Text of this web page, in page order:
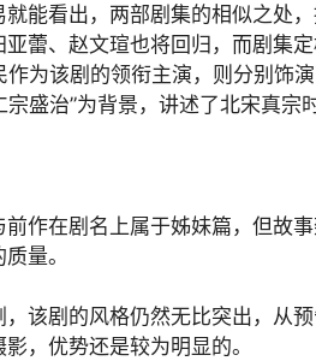
能看出，两部剧集的相似之处
蕾、赵文瑄也将回归，而剧集
为该剧的领衔主演，则分别饰
盛治”为背景，讲述了北宋真宗
作在剧名上属于姊妹篇，但故
量。
该剧的风格仍然无比突出，从
，优势还是较为明显的。